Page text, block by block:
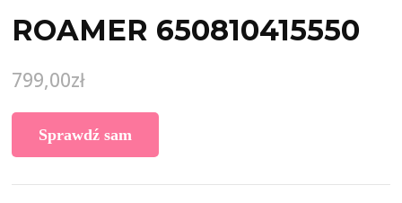
ROAMER 650810415550
799,00zł
Sprawdź sam